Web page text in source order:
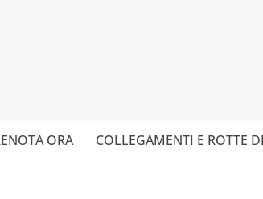
ORA COLLEGAMENTI E ROTTE